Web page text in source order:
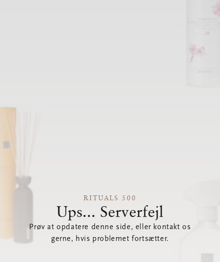
RITUALS 500
Ups... Serverfejl
Prøv at opdatere denne side, eller kontakt os
gerne, hvis problemet fortsætter.